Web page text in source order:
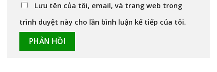
Lưu tên của tôi, email, và trang web trong
trình duyệt này cho lần bình luận kế tiếp của tôi.